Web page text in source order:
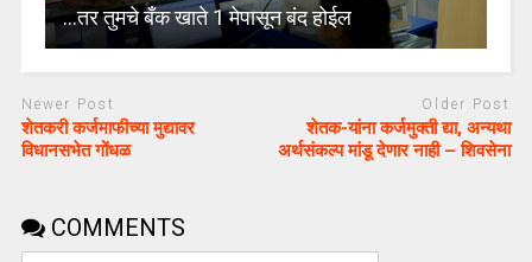
…तर तुमचे बँक खाते 1 मेपासून बंद होईल
Newer Post
शेतकरी कर्जमाफीच्या मुद्यावर
विधानसभेत गोंधळ
Older Post
शेतक-यांना कर्जमुक्ती द्या, अन्यथा
अर्थसंकल्प मांडू देणार नाही – शिवसेना
COMMENTS